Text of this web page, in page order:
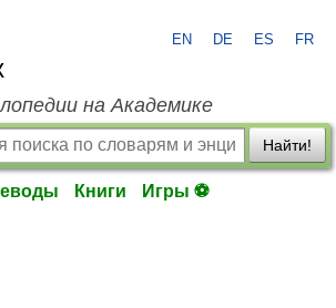
EN DE ES FR
на Академике
Найти!
Книги Игры ⚽